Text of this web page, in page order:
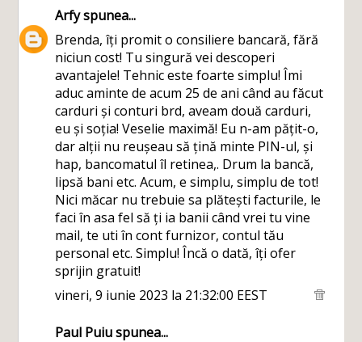
Arfyspunea...
Brenda, îți promit o consiliere bancară, fără
niciun cost! Tu singură vei descoperi
avantajele! Tehnic este foarte simplu! Îmi
aduc aminte de acum 25 de ani când au făcut
carduri și conturi brd, aveam două carduri,
eu și soția! Veselie maximă! Eu n-am pățit-o,
dar alții nu reușeau să țină minte PIN-ul, și
hap, bancomatul îl retinea,. Drum la bancă,
lipsă bani etc. Acum, e simplu, simplu de tot!
Nici măcar nu trebuie sa plătești facturile, le
faci în asa fel să ți ia banii când vrei tu vine
mail, te uti în cont furnizor, contul tău
personal etc. Simplu! Încă o dată, îți ofer
sprijin gratuit!
vineri, 9 iunie 2023 la 21:32:00 EEST
Paul Puiuspunea...